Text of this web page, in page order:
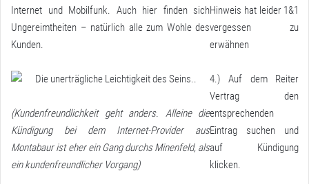
Internet und Mobilfunk. Auch hier finden sich
Ungereimtheiten – natürlich alle zum Wohle des
Kunden.
(Kundenfreundlichkeit geht anders. Alleine die
Kündigung bei dem Internet-Provider aus
Montabaur ist eher ein Gang durchs Minenfeld, als
ein kundenfreundlicher Vorgang)
Hinweis hat leider 1&1
vergessen zu
erwähnen
4.) Auf dem Reiter
Vertrag den
entsprechenden
Eintrag suchen und
auf Kündigung
klicken.